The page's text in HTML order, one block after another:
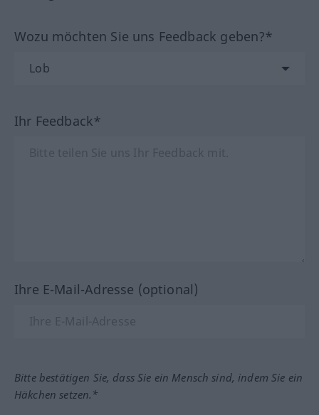
Wozu möchten Sie uns Feedback geben?*
Ihr Feedback*
Ihre E-Mail-Adresse (optional)
Bitte bestätigen Sie, dass Sie ein Mensch sind, indem Sie ein
Häkchen setzen.*